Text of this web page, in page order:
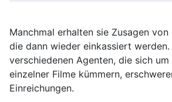
Manchmal erhalten sie Zusagen von
die dann wieder einkassiert
verschiedenen Agenten, die sich
einzelner Filme kümmern,
Einreichungen.